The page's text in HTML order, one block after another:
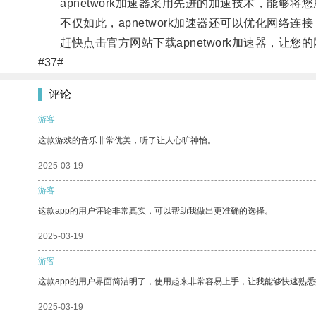
apnetwork加速器采用先进的加速技术，能够将您
不仅如此，apnetwork加速器还可以优化网络连接
赶快点击官方网站下载apnetwork加速器，让您的
#37#
评论
游客
这款游戏的音乐非常优美，听了让人心旷神怡。
2025-03-19
游客
这款app的用户评论非常真实，可以帮助我做出更准确的选择。
2025-03-19
游客
这款app的用户界面简洁明了，使用起来非常容易上手，让我能够快速熟
2025-03-19